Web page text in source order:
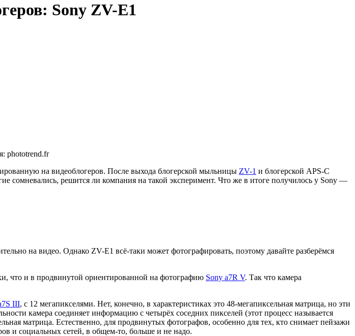
Sony ZV-E1
phototrend.fr
на видеоблогеров. После выхода блогерской мыльницы ZV-1 и блогерской APS-C
сомневались, решится ли компания на такой эксперимент. Что же в итоге получилось у Sony —
на видео. Однако ZV-E1 всё-таки может фотографировать, поэтому давайте разберёмся
что и в продвинутой ориентированной на фотографию Sony а7R V. Так что камера
III, с 12 мегапикселями. Нет, конечно, в характеристиках это 48-мегапиксельная матрица, но эти
камера соединяет информацию с четырёх соседних пикселей (этот процесс называется
матрица. Естественно, для продвинутых фотографов, особенно для тех, кто снимает пейзажи
и социальных сетей, в общем-то, больше и не надо.